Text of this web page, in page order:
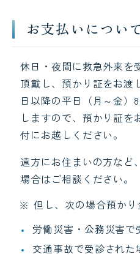
お支払いについ
休日・夜間に救急外来を
頂戴し、預かり証をお渡
日以降の平日（月～金）
しますので、預かり証を
付にお越しください。
遠方にお住まいの方など
場合はご相談ください。
但し、次の場合預かり
労働災害・公務災害で
交通事故で受診された